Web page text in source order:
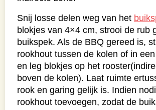
Snij losse delen weg van het
blokjes van 4×4 cm, strooi de rub
buikspek. Als de BBQ gereed is,
rookhout tussen de kolen of in
en leg blokjes op het
boven de kolen). Laat ruimte
rook en garing gelijk is. Indien
rookhout toevoegen, zodat de